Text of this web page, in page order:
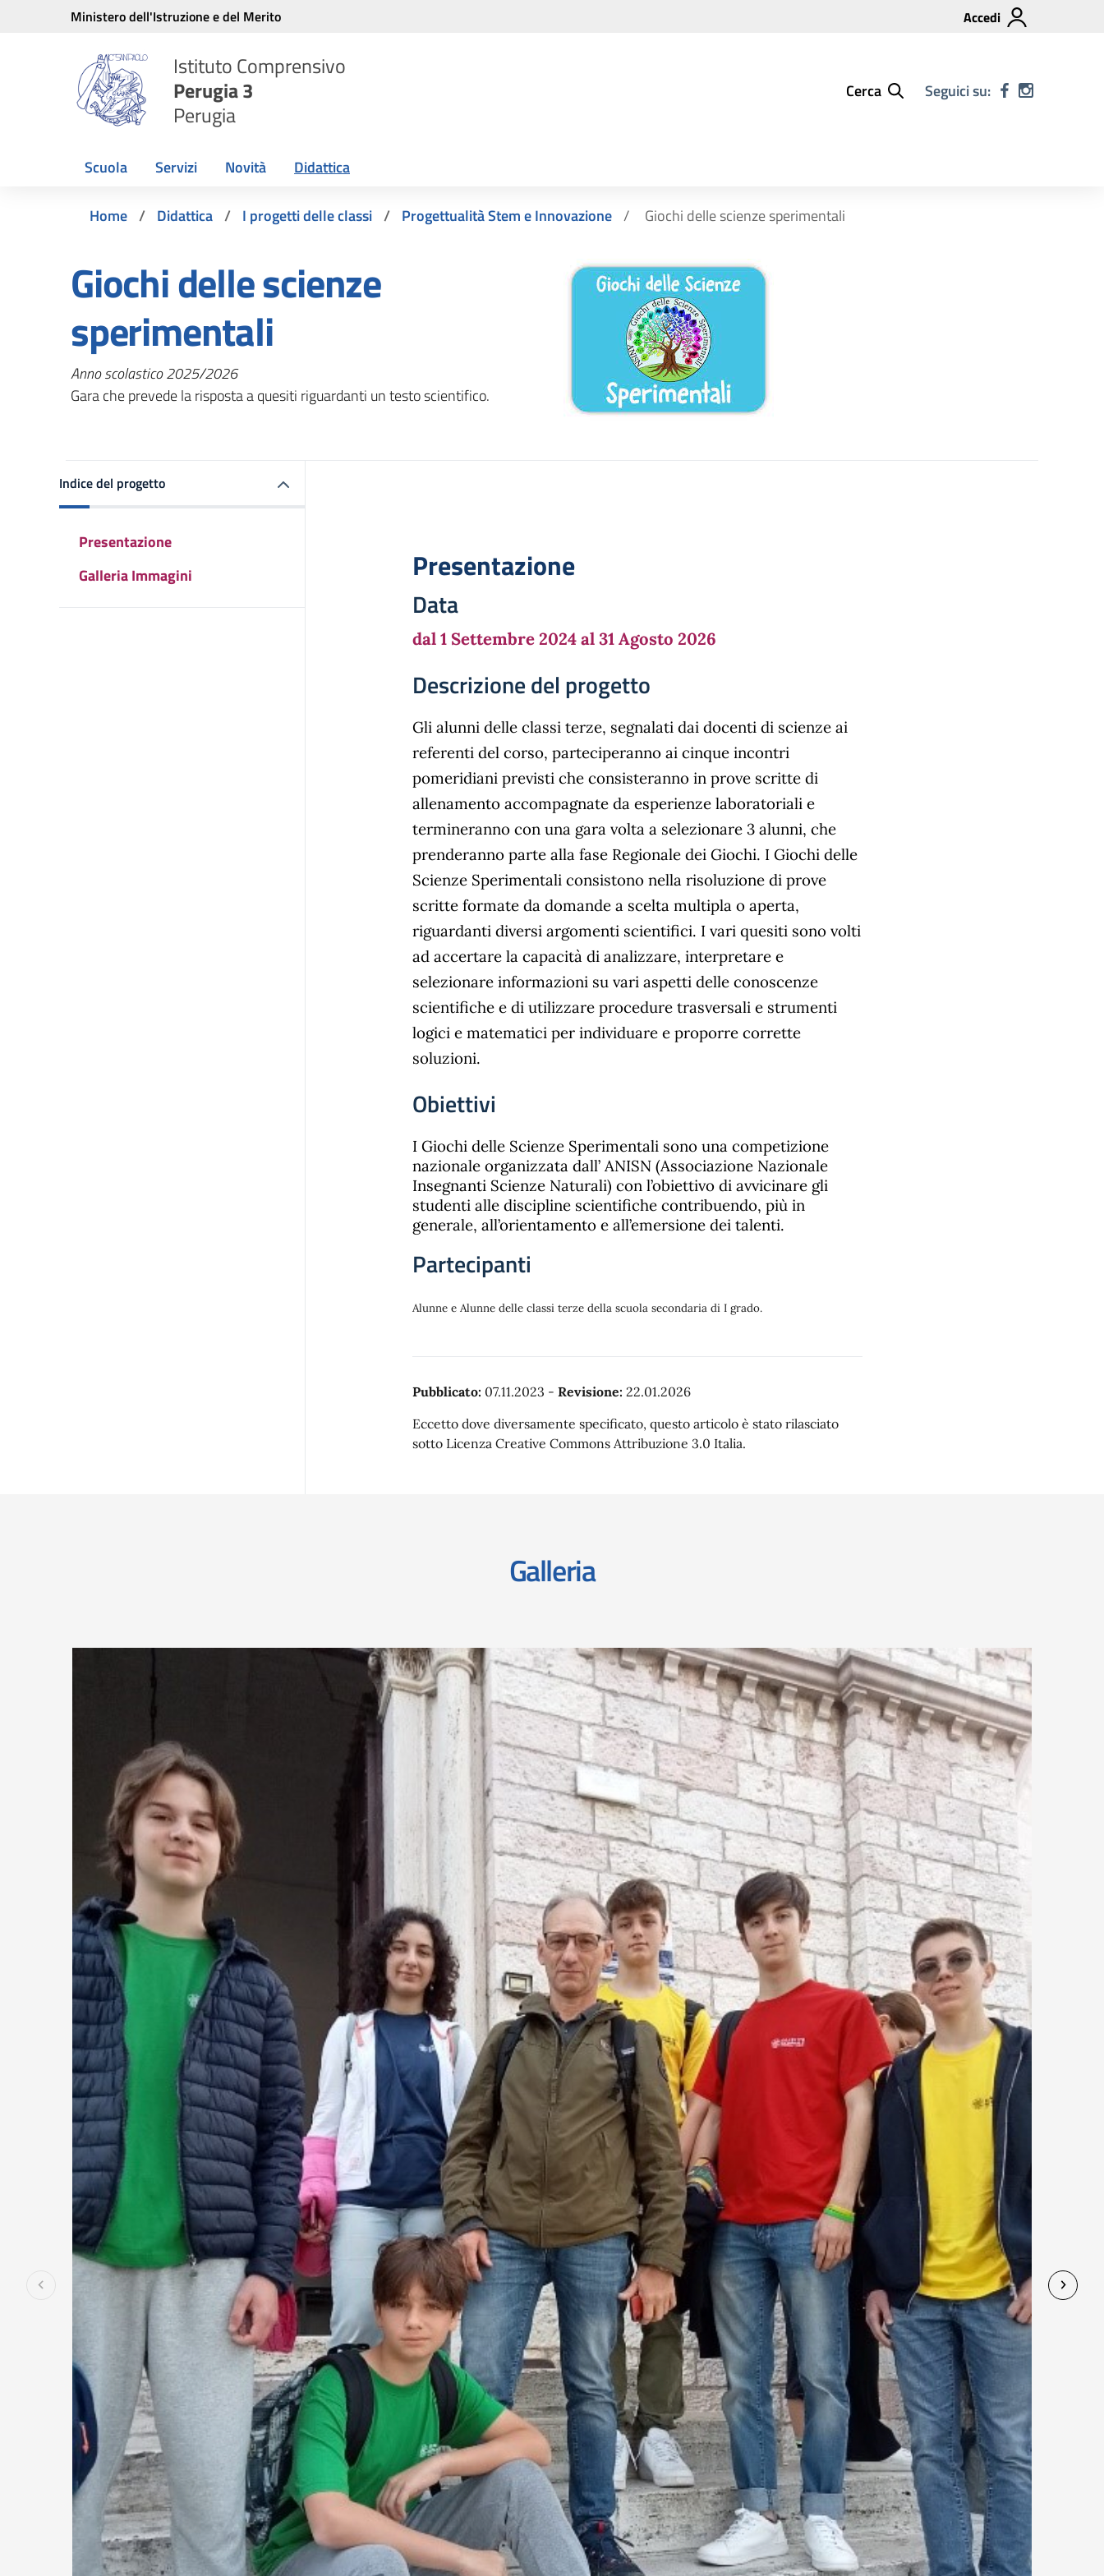
Vai ai contenuti
Vai al menu di navigazione
Ministero dell'Istruzione e del Merito Accedi
Istituto Comprensivo
Perugia 3
Perugia
Cerca Seguici su:
Scuola Servizi Novità Didattica
Home Didattica I progetti delle classi Progettualità Stem e Innovazione Giochi delle scienze sperimentali
Giochi delle scienze
sperimentali
Anno scolastico 2025/2026
Gara che prevede la risposta a quesiti riguardanti un testo scientifico.
Indice del progetto
Presentazione
Galleria Immagini
Presentazione
Data
dal 1 Settembre 2024 al 31 Agosto 2026
Descrizione del progetto
Gli alunni delle classi terze, segnalati dai docenti di scienze ai
referenti del corso, parteciperanno ai cinque incontri
pomeridiani previsti che consisteranno in prove scritte di
allenamento accompagnate da esperienze laboratoriali e
termineranno con una gara volta a selezionare 3 alunni, che
prenderanno parte alla fase Regionale dei Giochi. I Giochi delle
Scienze Sperimentali consistono nella risoluzione di prove
scritte formate da domande a scelta multipla o aperta,
riguardanti diversi argomenti scientifici. I vari quesiti sono volti
ad accertare la capacità di analizzare, interpretare e
selezionare informazioni su vari aspetti delle conoscenze
scientifiche e di utilizzare procedure trasversali e strumenti
logici e matematici per individuare e proporre corrette
soluzioni.
Obiettivi
I Giochi delle Scienze Sperimentali sono una competizione
nazionale organizzata dall’ ANISN (Associazione Nazionale
Insegnanti Scienze Naturali) con l’obiettivo di avvicinare gli
studenti alle discipline scientifiche contribuendo, più in
generale, all’orientamento e all’emersione dei talenti.
Partecipanti
Alunne e Alunne delle classi terze della scuola secondaria di I grado.
Pubblicato: 07.11.2023 - Revisione: 22.01.2026
Eccetto dove diversamente specificato, questo articolo è stato rilasciato
sotto Licenza Creative Commons Attribuzione 3.0 Italia.
Galleria